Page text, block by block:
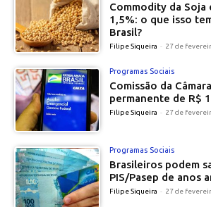
Commodity da Soja
1,5%: o que isso
Brasil?
Filipe Siqueira - 27 de
Programas Sociais
Comissão da
permanente de R$
Filipe Siqueira - 27 de
Programas Sociais
Brasileiros podem
PIS/Pasep de anos
Filipe Siqueira - 27 de